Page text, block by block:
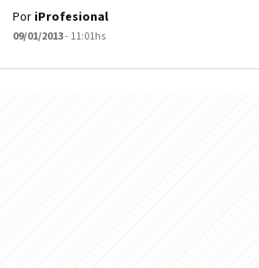
Por iProfesional
09/01/2013- 11:01hs